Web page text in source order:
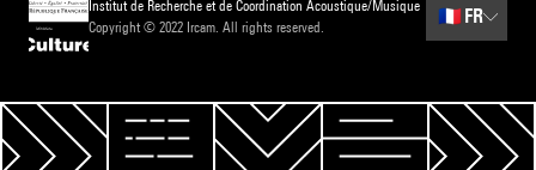
Institut de Recherche et de Coordination Acoustique/Musique
Copyright © 2022 Ircam. All rights reserved.
🇫🇷 FR